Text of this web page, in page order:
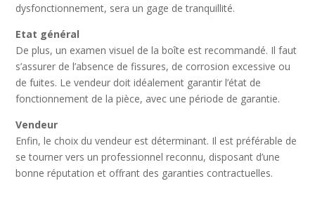
dysfonctionnement, sera un gage de tranquillité.
Etat général
De plus, un examen visuel de la boîte est recommandé. Il faut
s’assurer de l’absence de fissures, de corrosion excessive ou
de fuites. Le vendeur doit idéalement garantir l’état de
fonctionnement de la pièce, avec une période de garantie.
Vendeur
Enfin, le choix du vendeur est déterminant. Il est préférable de
se tourner vers un professionnel reconnu, disposant d’une
bonne réputation et offrant des garanties contractuelles.